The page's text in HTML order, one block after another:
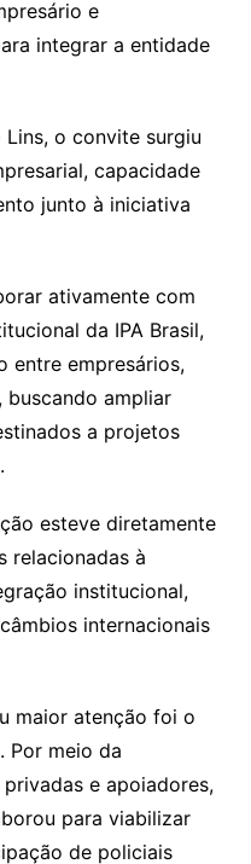
e
integrar a entidade
o convite surgiu
capacidade
junto à iniciativa
ativamente com
da IPA Brasil,
entre empresários,
buscando ampliar
a projetos
esteve diretamente
relacionadas à
institucional,
internacionais
maior atenção foi o
Por meio da
e apoiadores,
para viabilizar
de policiais